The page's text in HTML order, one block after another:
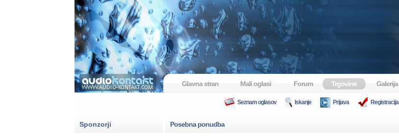
Glavna stran Mali oglasi Forum Trgovine Galerija
Seznam oglasov Iskanje Prijava Registracija
Sponzorji Posebna ponudba